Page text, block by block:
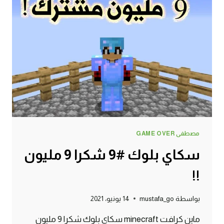
مود
!!؟
مصطفى GAME OVER
سكاي بلوك #9 شكرا 9 مليون
!!
بواسطة mustafa_go 14 يونيو، 2021
ماين كرافت minecraft سكاي بلوك شكرا 9 مليون